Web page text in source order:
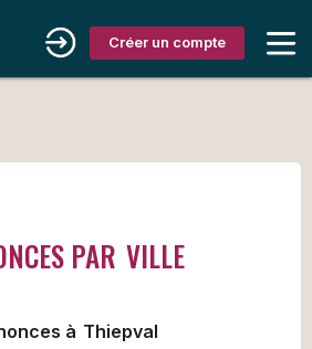
Créer un compte
PAR VILLE
à Thiepval